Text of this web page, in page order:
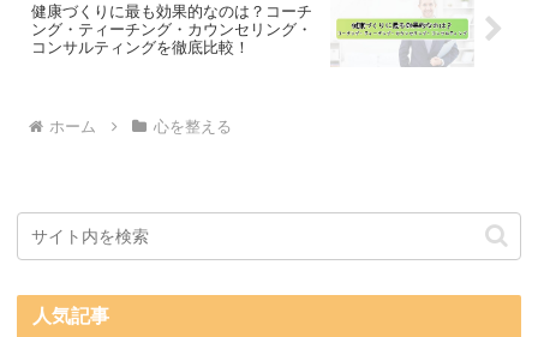
健康づくりに最も効果的なのは？コーチ
ング・ティーチング・カウンセリング・
コンサルティングを徹底比較！
ホーム 心を整える
人気記事